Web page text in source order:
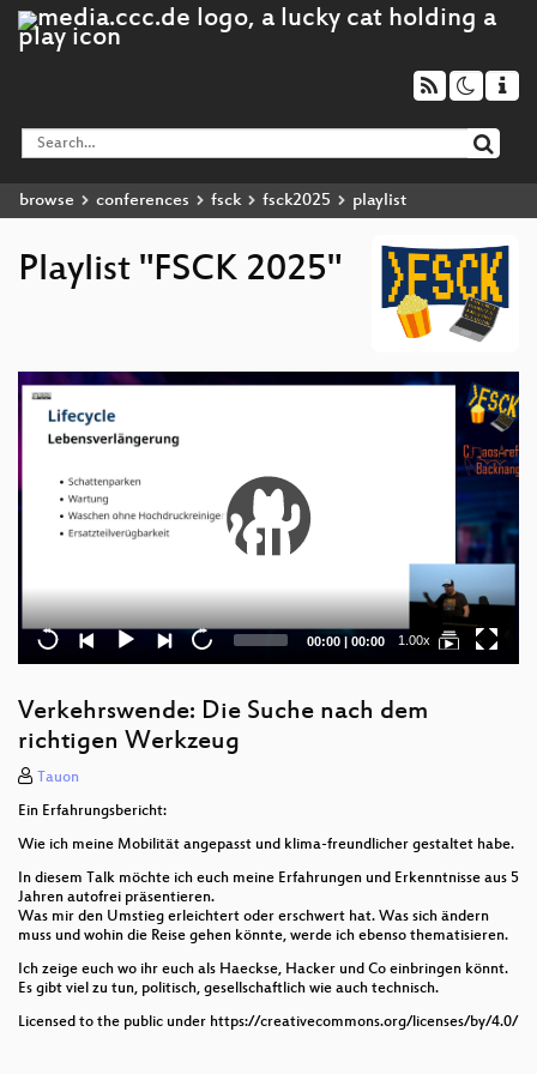
browse conferences fsck fsck2025 playlist
Playlist "FSCK 2025"
Video
Player
Current
00:00 | Total
00:00 1.00x
Verkehrswende: Die Suche nach dem
richtigen Werkzeug
Tauon
Ein Erfahrungsbericht:
Wie ich meine Mobilität angepasst und klima-freundlicher gestaltet habe.
In diesem Talk möchte ich euch meine Erfahrungen und Erkenntnisse aus 5
Jahren autofrei präsentieren.
Was mir den Umstieg erleichtert oder erschwert hat. Was sich ändern
muss und wohin die Reise gehen könnte, werde ich ebenso thematisieren.
Ich zeige euch wo ihr euch als Haeckse, Hacker und Co einbringen könnt.
Es gibt viel zu tun, politisch, gesellschaftlich wie auch technisch.
Licensed to the public under https://creativecommons.org/licenses/by/4.0/